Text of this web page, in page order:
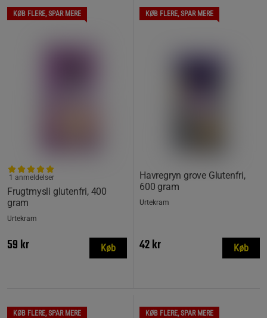
KØB FLERE, SPAR MERE
Frugtmysli glutenfri, 400
gram
1 anmeldelser
Urtekram
59 kr Køb
KØB FLERE, SPAR MERE
Havregryn grove Glutenfri,
600 gram
Urtekram
42 kr Køb
KØB FLERE, SPAR MERE KØB FLERE, SPAR MERE